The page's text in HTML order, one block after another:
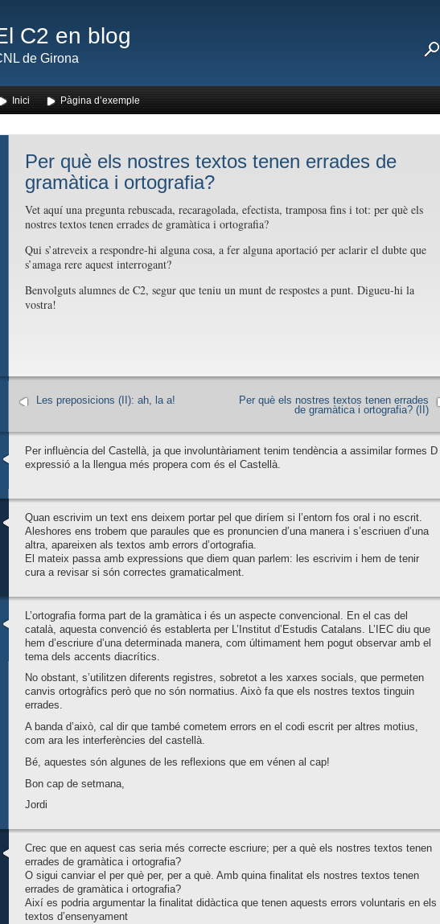
C2 en blog
de Girona
Inici Pàgina d’exemple
Per què els nostres textos tenen errades de
gramàtica i ortografia?
Vet aquí una pregunta rebuscada, recaragolada, efectista, tramposa fins i tot: per què els
nostres textos tenen errades de gramàtica i ortografia?
Qui s’atreveix a respondre-hi alguna cosa, a fer alguna aportació per aclarir el dubte que
s’amaga rere aquest interrogant?
Benvolguts alumnes de C2, segur que teniu un munt de respostes a punt. Digueu-hi la
vostra!
Per què els nostres textos tenen errades
de gramàtica i ortografia? (II)
Les preposicions (II): ah, la a!
Per influència del Castellà, ja que involuntàriament tenim tendència a assimilar formes D
expressió a la llengua més propera com és el Castellà.
Quan escrivim un text ens deixem portar pel que diríem si l’entorn fos oral i no escrit.
Aleshores ens trobem que paraules que es pronuncien d’una manera i s’escriuen d’una
altra, apareixen als textos amb errors d’ortografia.
El mateix passa amb expressions que diem quan parlem: les escrivim i hem de tenir
cura a revisar si són correctes gramaticalment.
L’ortografia forma part de la gramàtica i és un aspecte convencional. En el cas del
català, aquesta convenció és establerta per L’Institut d’Estudis Catalans. L’IEC diu que
hem d’escriure d’una determinada manera, com últimament hem pogut observar amb el
tema dels accents diacrítics.
No obstant, s’utilitzen diferents registres, sobretot a les xarxes socials, que permeten
canvis ortogràfics però que no són normatius. Això fa que els nostres textos tinguin
errades.
A banda d’això, cal dir que també cometem errors en el codi escrit per altres motius,
com ara les interferències del castellà.
Bé, aquestes són algunes de les reflexions que em vénen al cap!
Bon cap de setmana,
Jordi
Crec que en aquest cas seria més correcte escriure; per a què els nostres textos tenen
errades de gramàtica i ortografia?
O sigui canviar el per què per, per a què. Amb quina finalitat els nostres textos tenen
errades de gramàtica i ortografia?
Així es podria argumentar la finalitat didàctica que tenen aquests errors voluntaris en els
textos d’ensenyament